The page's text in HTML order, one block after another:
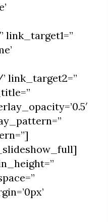
link_target1=”
link_target2=”